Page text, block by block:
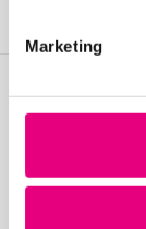
Marketing
Subscribe to